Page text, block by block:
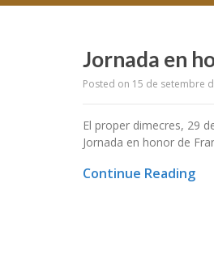
Jornada en
Posted on 15 de setembre
El proper dimecres, 29
Jornada en honor de
Continue Reading